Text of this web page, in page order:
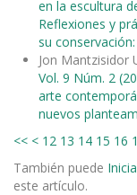
en la escultura
Reflexiones y
su
Jon Mantzisidor
Vol. 9 Núm. 2
arte
nuevos
<< < 12 13 14 15 16
También puede
este artículo.